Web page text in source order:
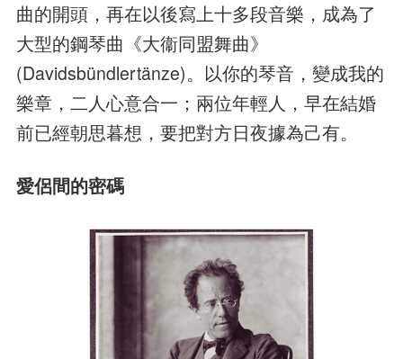
曲的開頭，再在以後寫上十多段音樂，成為了
大型的鋼琴曲《大衞同盟舞曲》
(Davidsbündlertänze)。以你的琴音，變成我的
樂章，二人心意合一；兩位年輕人，早在結婚
前已經朝思暮想，要把對方日夜據為己有。
愛侶間的密碼